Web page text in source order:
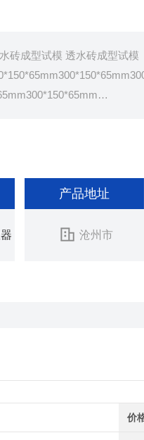
砖成型试模 透水砖成型试模
产品地址
沧州市
价